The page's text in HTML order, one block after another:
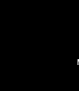
Mer information på